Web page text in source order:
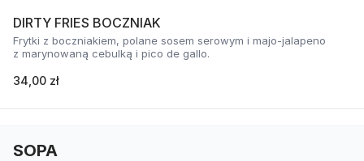
DIRTY FRIES BOCZNIAK
Frytki z boczniakiem, polane sosem serowym i majo-jalapeno
z marynowaną cebulką i pico de gallo.
34,00 zł
SOPA